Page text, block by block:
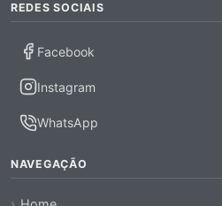
REDES SOCIAIS
Facebook
Instagram
WhatsApp
NAVEGAÇÃO